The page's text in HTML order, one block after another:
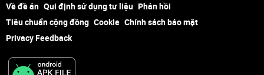
Về đề án Qui định sử dụng tư liệu Phản hồi
Tiêu chuẩn cộng đồng Cookie Chính sách bảo mật
Privacy Feedback